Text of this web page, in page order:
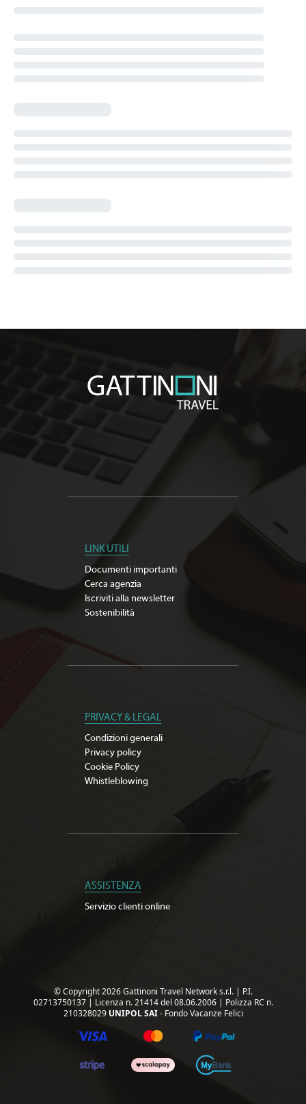
LINK UTILI
Documenti importanti
Cerca agenzia
Iscriviti alla newsletter
Sostenibilità
PRIVACY & LEGAL
Condizioni generali
Privacy policy
Cookie Policy
Whistleblowing
ASSISTENZA
Servizio clienti online
© Copyright 2026 Gattinoni Travel Network s.r.l. | P.I.
02713750137 | Licenza n. 21414 del 08.06.2006 | Polizza RC n.
210328029 UNIPOL SAI- Fondo Vacanze Felici